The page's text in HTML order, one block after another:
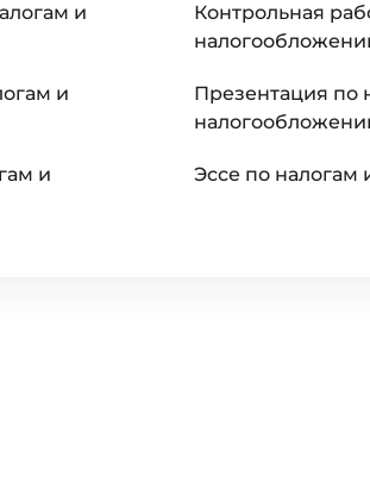
и
Контрольная
и
Презентация по
и
Эссе по